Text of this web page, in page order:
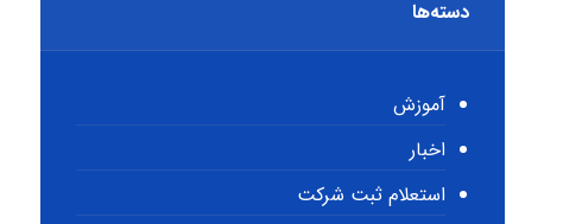
دسته‌ها
آموزش
اخبار
استعلام ثبت شرکت